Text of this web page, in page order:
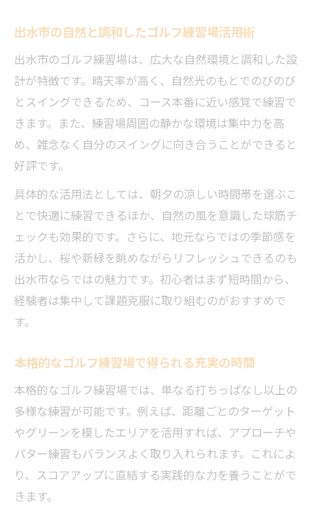
出水市の自然と調和したゴルフ練習場活用術
出水市のゴルフ練習場は、広大な自然環境と調和した設
計が特徴です。晴天率が高く、自然光のもとでのびのび
とスイングできるため、コース本番に近い感覚で練習で
きます。また、練習場周囲の静かな環境は集中力を高
め、雑念なく自分のスイングに向き合うことができると
好評です。
具体的な活用法としては、朝夕の涼しい時間帯を選ぶこ
とで快適に練習できるほか、自然の風を意識した球筋チ
ェックも効果的です。さらに、地元ならではの季節感を
活かし、桜や新緑を眺めながらリフレッシュできるのも
出水市ならではの魅力です。初心者はまず短時間から、
経験者は集中して課題克服に取り組むのがおすすめで
す。
本格的なゴルフ練習場で得られる充実の時間
本格的なゴルフ練習場では、単なる打ちっぱなし以上の
多様な練習が可能です。例えば、距離ごとのターゲット
やグリーンを模したエリアを活用すれば、アプローチや
パター練習もバランスよく取り入れられます。これによ
り、スコアアップに直結する実践的な力を養うことがで
きます。